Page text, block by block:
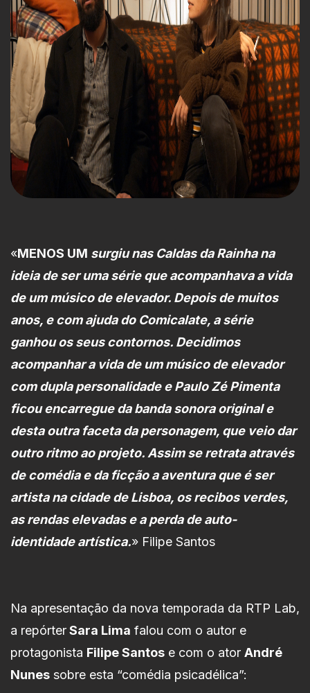
«MENOS UM surgiu nas Caldas da Rainha na
ideia de ser uma série que acompanhava a vida
de um músico de elevador. Depois de muitos
anos, e com ajuda do Comicalate, a série
ganhou os seus contornos. Decidimos
acompanhar a vida de um músico de elevador
com dupla personalidade e Paulo Zé Pimenta
ficou encarregue da banda sonora original e
desta outra faceta da personagem, que veio dar
outro ritmo ao projeto. Assim se retrata através
de comédia e da ficção a aventura que é ser
artista na cidade de Lisboa, os recibos verdes,
as rendas elevadas e a perda de auto-
identidade artística.» Filipe Santos
Na apresentação da nova temporada da RTP Lab,
a repórterSara Lima falou com o autor e
protagonista Filipe Santos e com o ator André
Nunes sobre esta “comédia psicadélica”: